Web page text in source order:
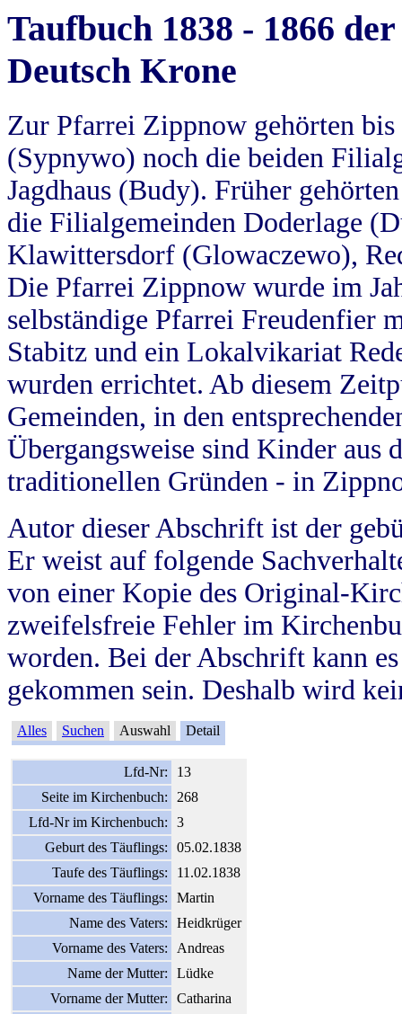
Taufbuch 1838 - 1866
Deutsch Krone
Zur Pfarrei Zippnow gehörten
(Sypnywo) noch die beiden
Jagdhaus (Budy). Früher
die Filialgemeinden Doderlage
Klawittersdorf (Glowaczewo),
Die Pfarrei Zippnow wurde im
selbständige Pfarrei Freudenfier
Stabitz und ein Lokalvikariat
wurden errichtet. Ab diesem
Gemeinden, in den
Übergangsweise sind Kinder aus
traditionellen Gründen - in
Autor dieser Abschrift ist der
Er weist auf folgende
von einer Kopie des Original-
zweifelsfreie Fehler im
worden. Bei der Abschrift kann
gekommen sein. Deshalb wird
Alles Suchen Auswahl Detail
Lfd-Nr:
13
Seite im Kirchenbuch:
268
Lfd-Nr im Kirchenbuch:
3
Geburt des Täuflings:
05.02.1838
Taufe des Täuflings:
11.02.1838
Vorname des Täuflings:
Martin
Name des Vaters:
Heidkrüger
Vorname des Vaters:
Andreas
Name der Mutter:
Lüdke
Vorname der Mutter:
Catharina